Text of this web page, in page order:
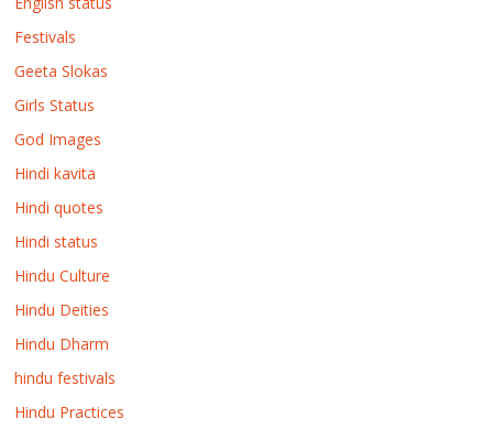
Festivals
Geeta Slokas
Girls Status
God Images
Hindi kavita
Hindi quotes
Hindi status
Hindu Culture
Hindu Deities
Hindu Dharm
hindu festivals
Hindu Practices